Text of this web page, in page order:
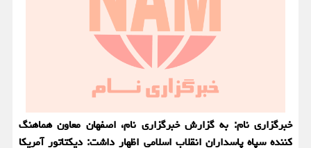
خبرگزاری نام: به گزارش خبرگزاری نام، اصفهان معاون هماهنگ
کننده سپاه پاسداران انقلاب اسلامی اظهار داشت: دیکتاتور آمریکا